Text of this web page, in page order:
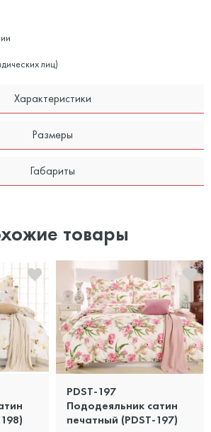
лиц)
Характеристики
Размеры
Габариты
товары
PDST-197
Пододеяльник сатин
печатный (PDST-197)